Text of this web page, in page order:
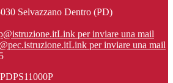
Selvazzano Dentro (PD)
Link per inviare una mail
Link per inviare una mail